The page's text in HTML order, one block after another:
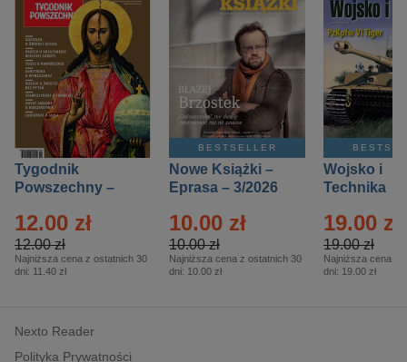
Tygodnik
Powszechny –
12.00 zł
12.00 zł
Najniższa cena z ostatnich 30
dni: 11.40 zł
BESTSELLER
Nowe Książki –
Eprasa – 3/2026
10.00 zł
10.00 zł
Najniższa cena z ostatnich 30
dni: 10.00 zł
Wojsko i
Technika
– 2/2026
19.00 zł
19.00 zł
Najniższa cena z
dni: 19.00 zł
Nexto Reader
Polityka Prywatności